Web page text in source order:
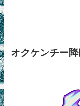
オクケンチー